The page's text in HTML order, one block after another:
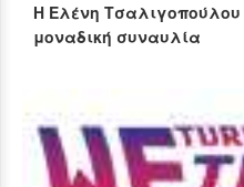
Η Ελένη Τσαλιγοπούλου
μοναδική συναυλία